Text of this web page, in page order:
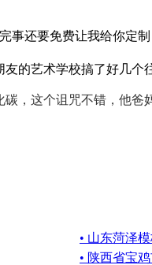
还要免费让我给你定
的艺术学校搞了好几个
，这个诅咒不错，他爸
• 山东菏泽
• 陕西省宝